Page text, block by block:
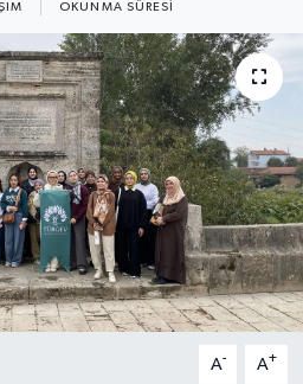
OKUNMA SÜRESI
A- A+